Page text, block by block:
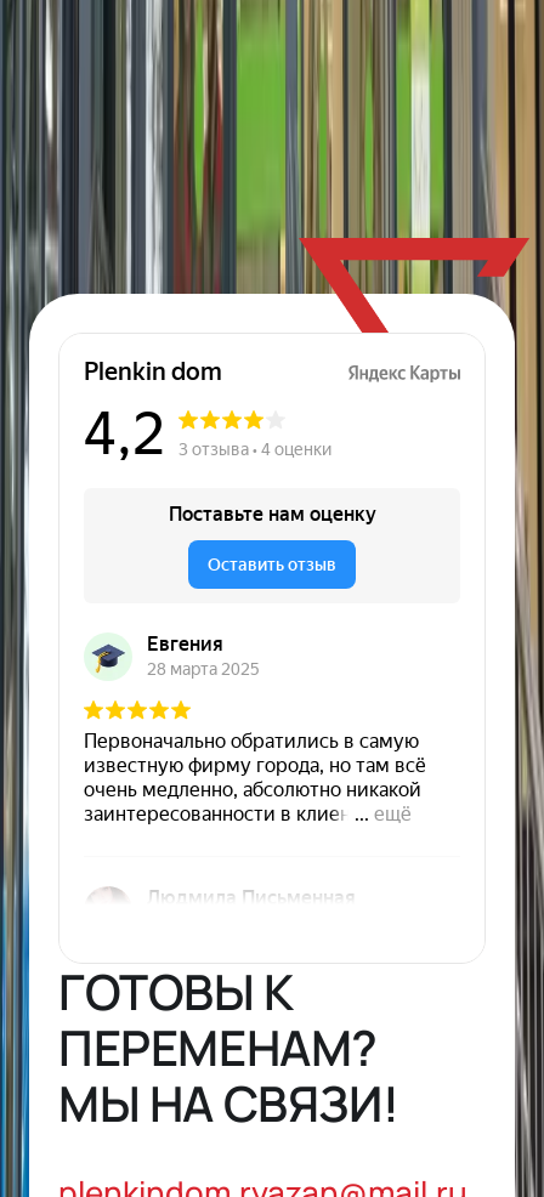
Читать
Виды плёнок
Солнцезащитные
Декоративные
Теплоотражающие
Защитные
ГОТОВЫ К
ПЕРЕМЕНАМ?
МЫ НА СВЯЗИ!